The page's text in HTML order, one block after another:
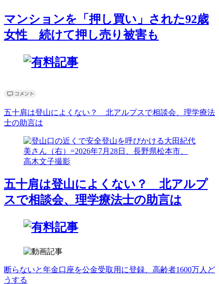
マンションを「押し買い」された92歳
女性 続けて押し売り被害も
五十肩は登山によくない？ 北アルプスで相談会、理学療法
士の助言は
五十肩は登山によくない？ 北アルプ
スで相談会、理学療法士の助言は
断らないと年金口座を公金受取用に登録、高齢者1600万人ど
うする